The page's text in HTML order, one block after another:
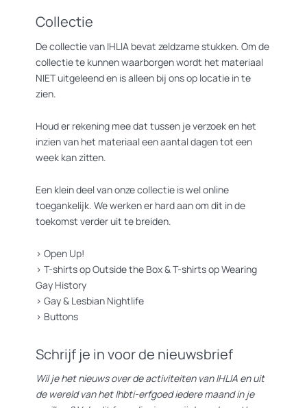
Collectie
De collectie van IHLIA bevat zeldzame stukken. Om de
collectie te kunnen waarborgen wordt het materiaal
NIET uitgeleend en is alleen bij ons op locatie in te
zien.
Houd er rekening mee dat tussen je verzoek en het
inzien van het materiaal een aantal dagen tot een
week kan zitten.
Een klein deel van onze collectie is wel online
toegankelijk. We werken er hard aan om dit in de
toekomst verder uit te breiden.
> Open Up!
> T-shirts op Outside the Box&T-shirts op Wearing
Gay History
> Gay & Lesbian Nightlife
> Buttons
Schrijf je in voor de nieuwsbrief
Wil je het nieuws over de activiteiten van IHLIA en uit
de wereld van het lhbti-erfgoed iedere maand in je